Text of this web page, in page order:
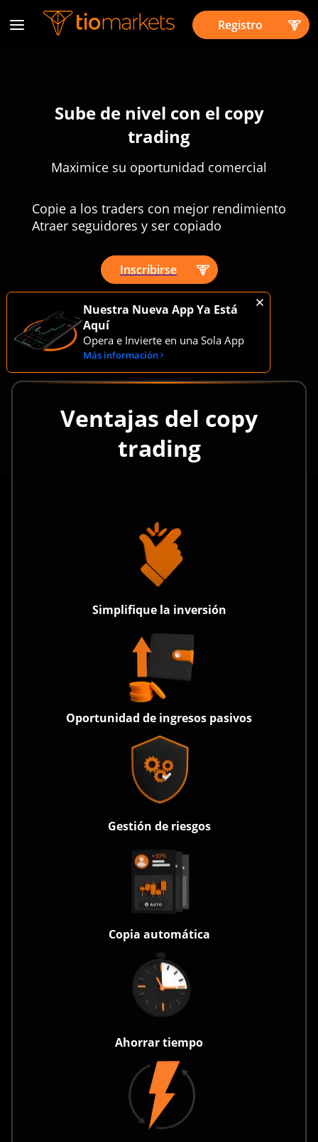
Registro
Sube de nivel con el copy
trading
Maximice su oportunidad comercial
Copie a los traders con mejor rendimiento
Atraer seguidores y ser copiado
Inscribirse
Iniciar sesión
Ventajas del copy
trading
Simplifique la inversión
Oportunidad de ingresos pasivos
Gestión de riesgos
Copia automática
Ahorrar tiempo
Nuestra Nueva App Ya Está
Aquí
Opera e Invierte en una Sola App
Más información